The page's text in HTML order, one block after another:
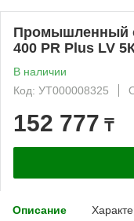
Промышленный
400 PR Plus LV
В наличии
Код: УТ000008325
152 777 ₸
Описание